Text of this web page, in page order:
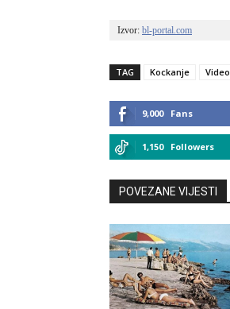
Izvor: bl-portal.com
TAG Kockanje Video
9,000 Fans
1,150 Followers
POVEZANE VIJESTI